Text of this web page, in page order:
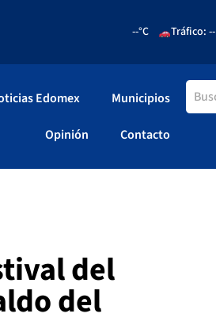
--°C Tráfico: --
Edomex Municipios
Opinión Contacto
del
del